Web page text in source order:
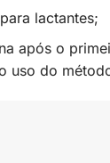
lactantes;
após o
uso do